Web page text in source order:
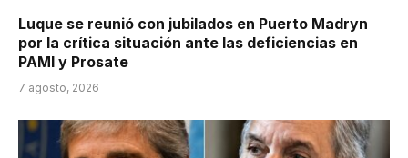
Luque se reunió con jubilados en Puerto Madryn
por la crítica situación ante las deficiencias en
PAMI y Prosate
7 agosto, 2026